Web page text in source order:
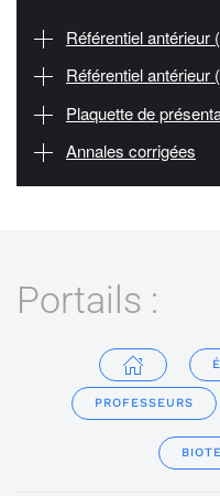
Référentiel antérieur
Référentiel antérieur
Plaquette de
Annales corrigées
Portails :
PROFESSEURS